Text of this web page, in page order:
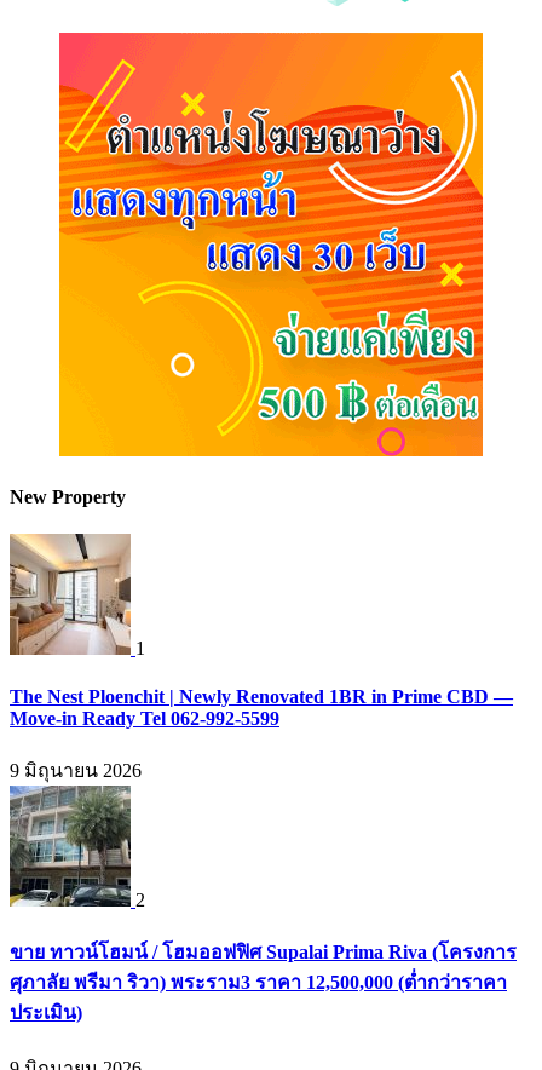
New Property
1
The Nest Ploenchit | Newly Renovated 1BR in Prime CBD —
Move-in Ready Tel 062-992-5599
9 มิถุนายน 2026
2
ขาย ทาวน์โฮมน์ / โฮมออฟฟิศ Supalai Prima Riva (โครงการ
ศุภาลัย พรีมา ริวา) พระราม3 ราคา 12,500,000 (ต่ำกว่าราคา
ประเมิน)